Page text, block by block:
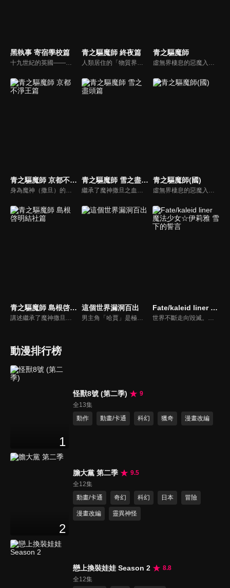
黑執事 寄宿學校篇 青之驅魔師 終夜篇 青之驅魔師
青之驅魔師 京都不淨王篇
身為魔神（撒旦）的私生子而誕生的奧村燐，決定隱藏自己的出身成為驅魔師。他在存在於正十字學園內部的驅魔師養成機關·驅魔塾就讀，但隨着地之王·阿瑪依蒙的襲擊，他身為魔神私生子的事情暴露了。將燐視作魔神「青之炎」地畏懼，並與他保持距離的同伴們…。
青之驅魔師 雪之盡頭篇
繼承了魔神撒旦之血、為了幫被撒旦殺害的養父報仇而成為驅魔師的燐，還有他的弟弟雪男，以及他們身邊的朋友們一起共同演出的一場奇幻冒險驅魔故事。
青之驅魔師(國)
虛無界棲息的惡魔入侵人類所居住的物質界，能將惡魔驅趕的驅魔師便應運而生。奧村燐及雙胞胎弟弟雪男即是由身為驅魔師的養父獅郎所撫養長大，一日，獅郎為了保全受到惡魔群起圍攻的燐而命喪黃泉，燐方才得知自己繼承了魔神撒旦的血脈！不願向命運低頭的燐，為報殺父之仇，下定決心要成為最強的驅魔師！
青之驅魔師 島根啓明結社篇
講述繼承了魔神撒旦之血、為了幫被撒旦殺害的養父報仇而成為驅魔師的燐，還有他的弟弟雪男，以及他們身邊的朋友們一起共同演出的一場奇幻冒險驅魔故事。
這個世界漏洞百出
男主角「哈賈」是極密組織調查隊「王之探求者」的一員。某天，他在邊境中保護了一個小村莊「起始之村」免受龍的襲擊，並在過程中救下了對每日重複同樣事情的生活感到厭倦的少女「妮可拉 」後，少女為了幫助「哈賈」，決定加入他的調查隊伍，走到外面的世界探索這個世界真正的面貌。
Fate/kaleid liner 魔法少女☆伊莉雅 雪下的誓言
世界不斷走向毀滅。能夠阻止毀滅步伐的辦法，就只有犧牲身為「聖杯」的美遊。是選擇世界，還是美遊——。面對提出「世界的救濟」這個問題的恩茲華斯，伊莉雅所給出的回答是「兩邊都要拯救！」，這種單純又正義的任性。戰鬥迎來暫時的休止，一行人棲身於美遊和士郎成長的家中。
動漫排行榜
1
怪獸8號 (第二季)
9
全13集
動作
動畫/卡通 科幻 獵奇 漫畫改編
2
膽大黨 第二季
9.5
全12集
動畫/卡通
奇幻 科幻 日本 冒險
漫畫改編 靈異神怪
戀上換裝娃娃 Season 2
8.8
全12集